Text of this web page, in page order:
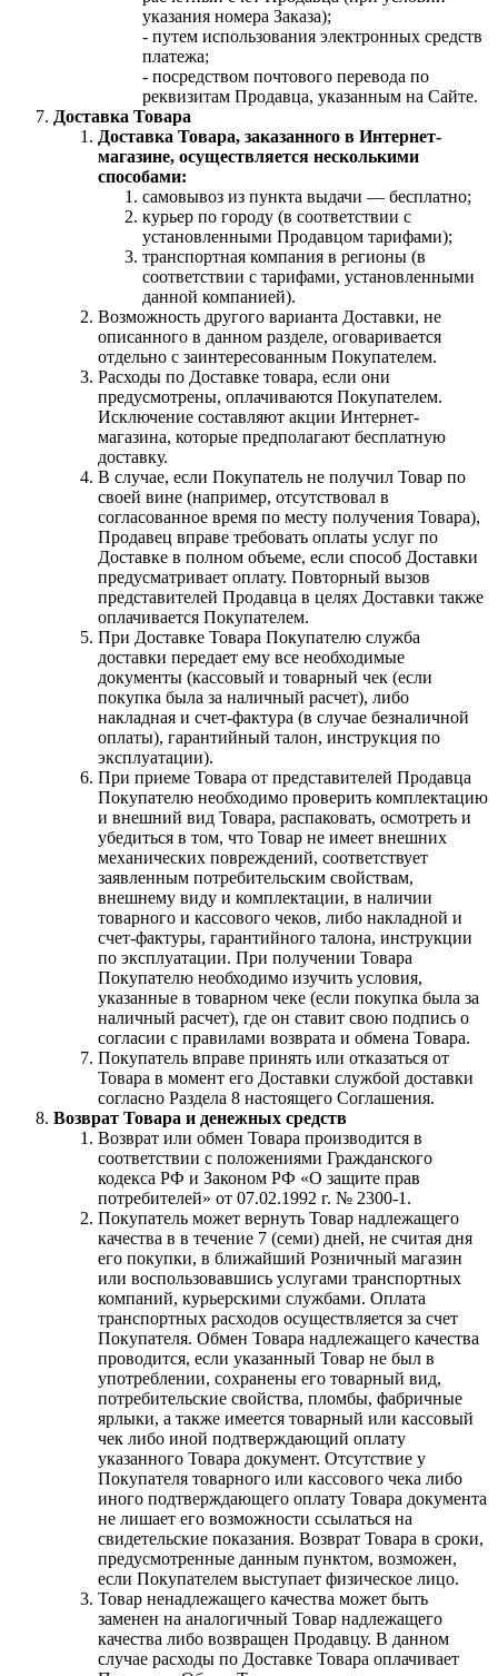
указания номера Заказа);
- путем использования электронных средств
платежа;
- посредством почтового перевода по
реквизитам Продавца, указанным на Сайте.
Доставка Товара
Доставка Товара, заказанного в Интернет-
магазине, осуществляется несколькими
способами:
самовывоз из пункта выдачи — бесплатно;
курьер по городу (в соответствии с
установленными Продавцом тарифами);
транспортная компания в регионы (в
соответствии с тарифами, установленными
данной компанией).
Возможность другого варианта Доставки, не
описанного в данном разделе, оговаривается
отдельно с заинтересованным Покупателем.
Расходы по Доставке товара, если они
предусмотрены, оплачиваются Покупателем.
Исключение составляют акции Интернет-
магазина, которые предполагают бесплатную
доставку.
В случае, если Покупатель не получил Товар по
своей вине (например, отсутствовал в
согласованное время по месту получения Товара),
Продавец вправе требовать оплаты услуг по
Доставке в полном объеме, если способ Доставки
предусматривает оплату. Повторный вызов
представителей Продавца в целях Доставки также
оплачивается Покупателем.
При Доставке Товара Покупателю служба
доставки передает ему все необходимые
документы (кассовый и товарный чек (если
покупка была за наличный расчет), либо
накладная и счет-фактура (в случае безналичной
оплаты), гарантийный талон, инструкция по
эксплуатации).
При приеме Товара от представителей Продавца
Покупателю необходимо проверить комплектацию
и внешний вид Товара, распаковать, осмотреть и
убедиться в том, что Товар не имеет внешних
механических повреждений, соответствует
заявленным потребительским свойствам,
внешнему виду и комплектации, в наличии
товарного и кассового чеков, либо накладной и
счет-фактуры, гарантийного талона, инструкции
по эксплуатации. При получении Товара
Покупателю необходимо изучить условия,
указанные в товарном чеке (если покупка была за
наличный расчет), где он ставит свою подпись о
согласии с правилами возврата и обмена Товара.
Покупатель вправе принять или отказаться от
Товара в момент его Доставки службой доставки
согласно Раздела 8 настоящего Соглашения.
Возврат Товара и денежных средств
Возврат или обмен Товара производится в
соответствии с положениями Гражданского
кодекса РФ и Законом РФ «О защите прав
потребителей» от 07.02.1992 г. № 2300-1.
Покупатель может вернуть Товар надлежащего
качества в в течение 7 (семи) дней, не считая дня
его покупки, в ближайший Розничный магазин
или воспользовавшись услугами транспортных
компаний, курьерскими службами. Оплата
транспортных расходов осуществляется за счет
Покупателя. Обмен Товара надлежащего качества
проводится, если указанный Товар не был в
употреблении, сохранены его товарный вид,
потребительские свойства, пломбы, фабричные
ярлыки, а также имеется товарный или кассовый
чек либо иной подтверждающий оплату
указанного Товара документ. Отсутствие у
Покупателя товарного или кассового чека либо
иного подтверждающего оплату Товара документа
не лишает его возможности ссылаться на
свидетельские показания. Возврат Товара в сроки,
предусмотренные данным пунктом, возможен,
если Покупателем выступает физическое лицо.
Товар ненадлежащего качества может быть
заменен на аналогичный Товар надлежащего
качества либо возвращен Продавцу. В данном
случае расходы по Доставке Товара оплачивает